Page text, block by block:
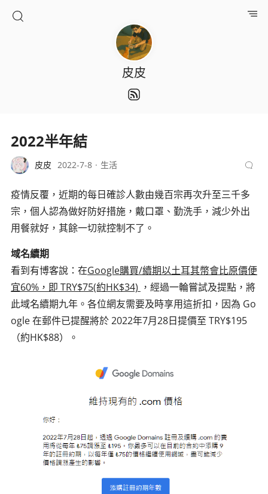
皮皮
2022半年結
皮皮 2022-7-8 生活
疫情反覆，近期的每日確診人數由幾百宗再次升至三千多
宗，個人認為做好防好措施，戴口罩、勤洗手，減少外出
用餐就好，其餘一切就控制不了。
域名續期
看到有博客說：在Google購買/續期以土耳其幣會比原價便
宜60%，即 TRY$75(約HK$34) ，經過一輪嘗試及提點，將
此域名續期九年。各位網友需要及時享用這折扣，因為 Go
ogle 在郵件已提醒將於 2022年7月28日提價至 TRY$195
（約HK$88）。